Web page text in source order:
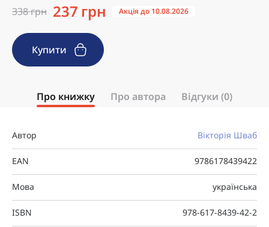
338 грн 237 грн Акція до 10.08.2026
Купити
Про книжку Про автора Відгуки (0)
Автор Вікторія Шваб
EAN 9786178439422
Мова українська
ISBN 978-617-8439-42-2